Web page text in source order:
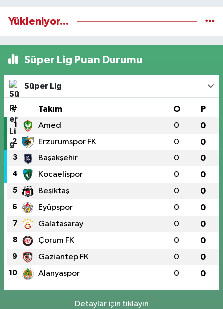
Yükleniyor...
Süper Lig Puan Durumu
Süper Lig
# Takım O P
1 Amed 0 0
2 Erzurumspor FK 0 0
3 Başakşehir 0 0
4 Kocaelispor 0 0
5 Beşiktaş 0 0
6 Eyüpspor 0 0
7 Galatasaray 0 0
8 Çorum FK 0 0
9 Gaziantep FK 0 0
10 Alanyaspor 0 0
Detaylar için tıklayın